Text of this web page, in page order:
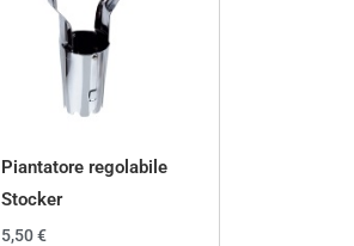
Piantatore regolabile
Stocker
5,50€